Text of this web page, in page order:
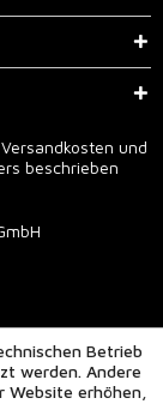
Versandkosten und
beschrieben
Betrieb
werden. Andere
Website erhöhen,